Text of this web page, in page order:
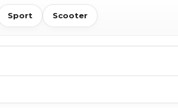
Sport Scooter